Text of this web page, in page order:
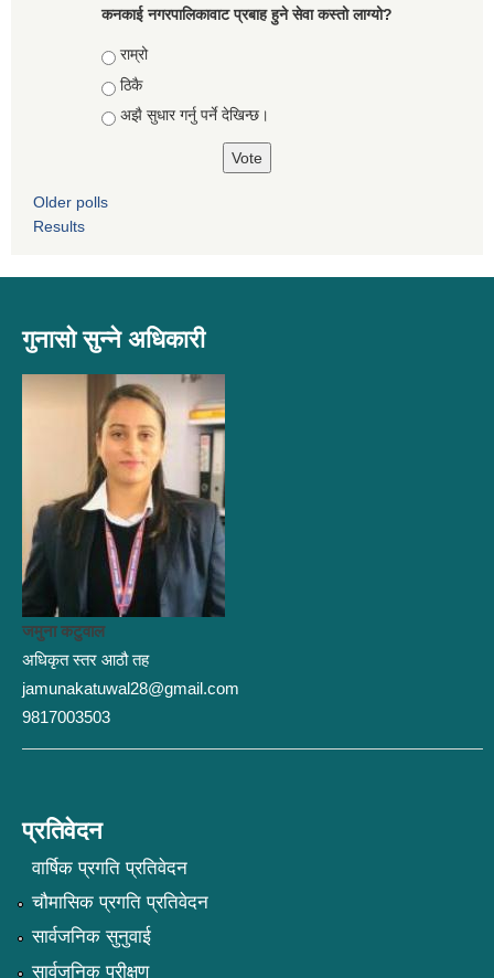
कनकाई नगरपालिकावाट प्रबाह हुने सेवा कस्तो लाग्यो?
Choices
राम्रो
ठिकै
अझै सुधार गर्नु पर्ने देखिन्छ।
Older polls
Results
गुनासो सुन्ने अधिकारी
जमुना कटुवाल
अधिकृत स्तर आठौ तह
jamunakatuwal28@gmail.com
9817003503
प्रतिवेदन
वार्षिक प्रगति प्रतिवेदन
चौमासिक प्रगति प्रतिवेदन
सार्वजनिक सुनुवाई
सार्वजनिक परीक्षण